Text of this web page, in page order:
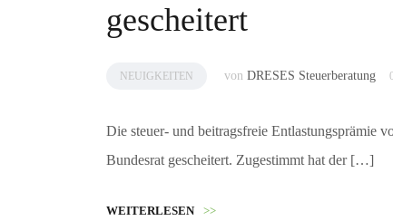
gescheitert
NEUIGKEITEN von DRESES Steuerberatung
Die steuer- und beitragsfreie Entlastungsprämie
Bundesrat gescheitert. Zugestimmt hat der […]
WEITERLESEN >>